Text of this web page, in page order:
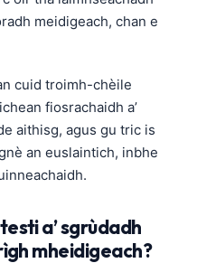
meidigeach, chan e
cuid troimh-chèile
fiosrachaidh a’
aithisg, agus gu tric is
an euslaintich, inbhe
a’ sgrùdadh
mheidigeach?